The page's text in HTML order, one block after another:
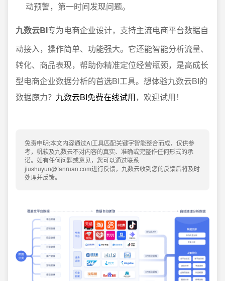
动预警，第一时间发现问题。
九数云BI专为电商企业设计，支持主流电商平台数据自
动接入，操作简单、功能强大。它还能智能分析流量、
转化、商品表现，帮助你精准定位经营瓶颈，是高成长
型电商企业数据分析的首选BI工具。想体验九数云BI的
数据魔力？ 九数云BI免费在线试用，欢迎试用！
免责申明:本文内容通过AI工具匹配关键字智能整合而成，仅供参
考，帆软及九数云不对内容的真实、准确或完整作任何形式的承
诺。如有任何问题或意见，您可以通过联系
jiushuyun@fanruan.com进行反馈，九数云收到您的反馈后将及时
处理并反馈。